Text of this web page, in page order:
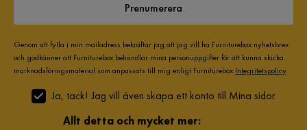
Prenumerera
Genom att fylla i min mailadress bekräftar jag att jag vill ha Furniturebox nyhetsbrev
och godkänner att Furniturebox behandlar mina personuppgifter för att kunna skicka
marknadsföringsmaterial som anpassats till mig enligt Furniturebox Integritetspolicy.
Ja, tack! Jag vill även skapa ett konto till Mina sidor.
Allt detta och mycket mer: